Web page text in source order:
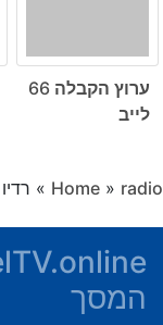
ערוץ הקבלה 66
לייב
Home » radio
» רדיו 69FM
המסך